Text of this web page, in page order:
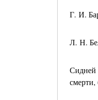
Г. И.
Л. Н.
Сидней
смерти,